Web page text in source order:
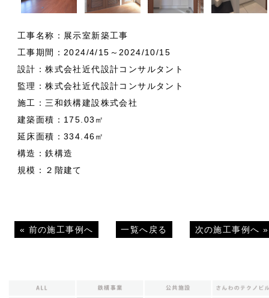
工事名称：展示室新築工事
工事期間：2024/4/15～2024/10/15
設計：株式会社近代設計コンサルタント
監理：株式会社近代設計コンサルタント
施工：三和鉄構建設株式会社
建築面積：175.03㎡
延床面積：334.46㎡
構造：鉄構造
規模：２階建て
« 前の施工事例へ 一覧へ戻る 次の施工事例へ »